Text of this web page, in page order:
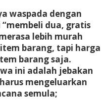
waspada dengan
dua, gratis
lebih murah
barang, tapi harga
barang saja.
ini adalah jebakan
mengeluarkan
semula;